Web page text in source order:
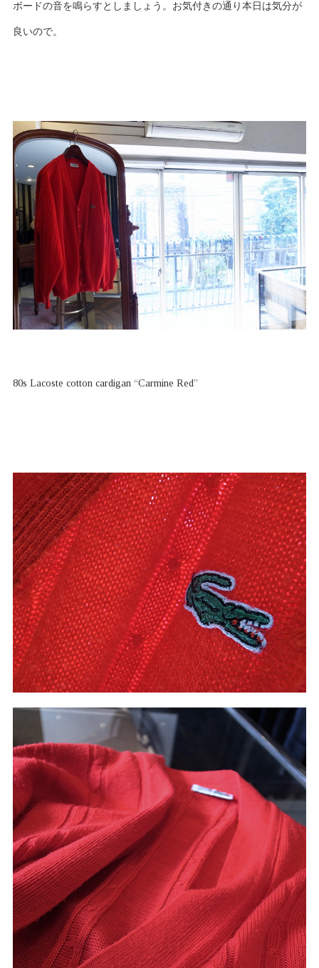
ボードの音を鳴らすとしましょう。お気付きの通り本日は気分が
良いので。
80s Lacoste cotton cardigan “Carmine Red”